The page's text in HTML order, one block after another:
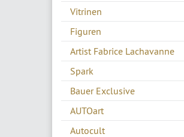
Vitrinen
Figuren
Artist Fabrice Lachavanne
Spark
Bauer Exclusive
AUTOart
Autocult